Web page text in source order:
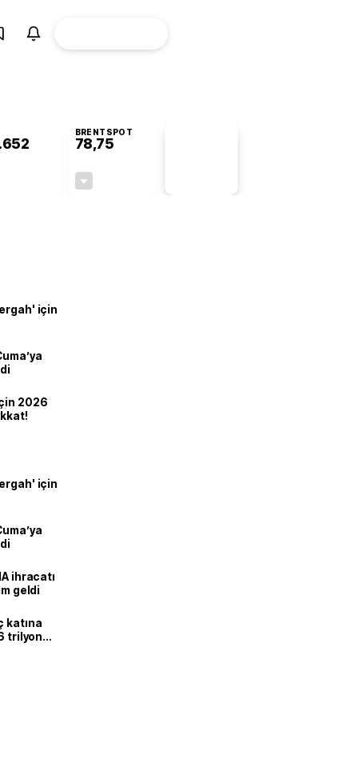
BRENTSPOT
78,75
için
2026
için
ihracatı
geldi
katına
trilyon